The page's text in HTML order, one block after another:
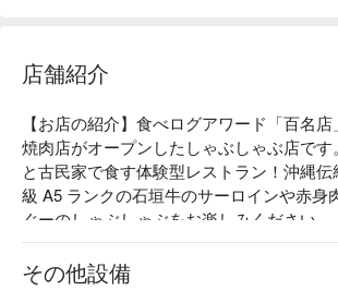
店舗紹介
【お店の紹介】食べログアワード「百名
焼肉店がオープンしたしゃぶしゃぶ店で
と古民家で食す体験型レストラン！沖縄
級 A5 ランクの石垣牛のサーロインや赤身
ぐーのしゃぶしゃぶをお楽しみください。
【看板メニュー】
最高級 A5 ランクの石垣牛：正真正銘の石
認定されています。より良い飼育状況や飼
その他設備